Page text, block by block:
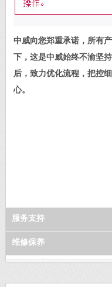
中威向您郑重承诺，所有
下，这是中威始终不渝坚
后，致力优化流程，把控
心。
服务支持
维修保养